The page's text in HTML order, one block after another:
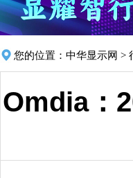
您的位置： 中华显示网 >
Omdia：